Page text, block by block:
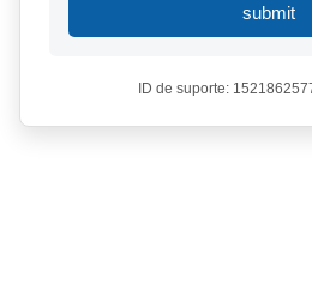
submit
ID de suporte: